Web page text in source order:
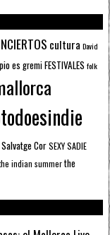
cultura David
es gremiFESTIVALES folk
Salvatge CorSEXY SADIE
indian summerthe